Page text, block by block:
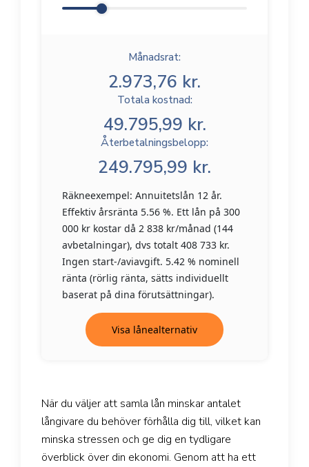
Månadsrat:
2.973,76 kr.
Totala kostnad:
49.795,99 kr.
Återbetalningsbelopp:
249.795,99 kr.
Räkneexempel: Annuitetslån 12 år.
Effektiv årsränta 5.56 %. Ett lån på 300
000 kr kostar då 2 838 kr/månad (144
avbetalningar), dvs totalt 408 733 kr.
Ingen start-/aviavgift. 5.42 % nominell
ränta (rörlig ränta, sätts individuellt
baserat på dina förutsättningar).
Visa lånealternativ
När du väljer att samla lån minskar antalet
långivare du behöver förhålla dig till, vilket kan
minska stressen och ge dig en tydligare
överblick över din ekonomi. Genom att ha ett